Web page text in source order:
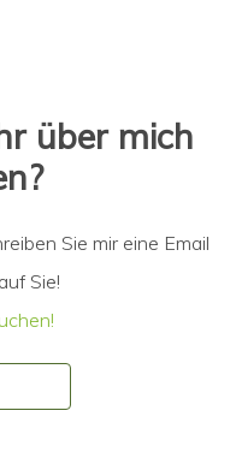
über mich
Sie mir eine Email
Sie!